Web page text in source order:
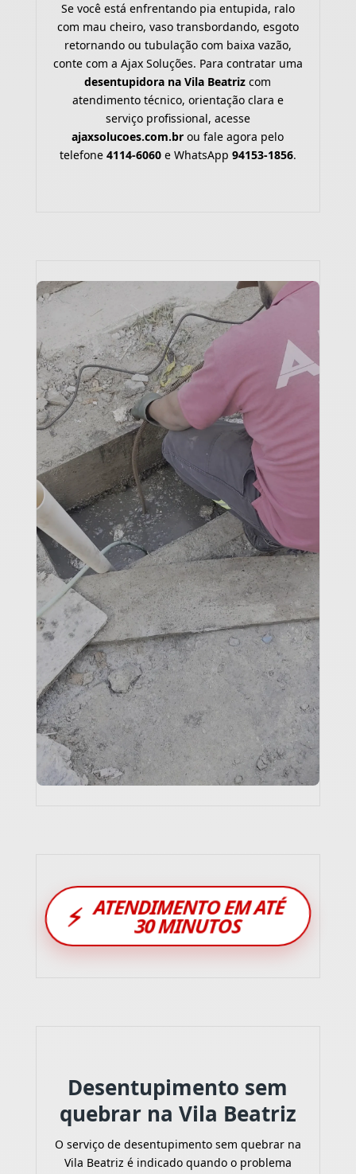
Se você está enfrentando pia entupida, ralo
com mau cheiro, vaso transbordando, esgoto
retornando ou tubulação com baixa vazão,
conte com a Ajax Soluções. Para contratar uma
desentupidora na Vila Beatriz com
atendimento técnico, orientação clara e
serviço profissional, acesse
ajaxsolucoes.com.br ou fale agora pelo
telefone 4114-6060e WhatsApp 94153-1856.
⚡ ATENDIMENTO EM ATÉ
30 MINUTOS
Desentupimento sem
quebrar na Vila Beatriz
O serviço de desentupimento sem quebrar na
Vila Beatriz é indicado quando o problema